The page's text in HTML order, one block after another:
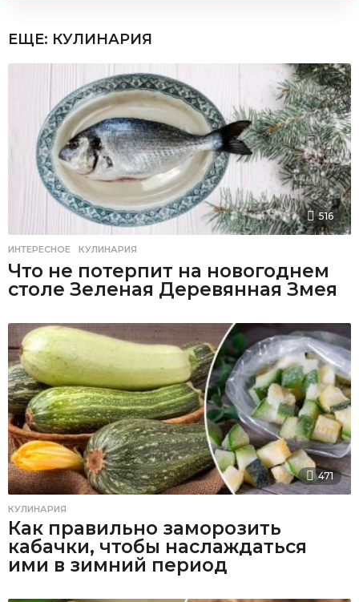
ЕЩЕ: КУЛИНАРИЯ
516
ИНТЕРЕСНОЕ ,КУЛИНАРИЯ
Что не потерпит на новогоднем
столе Зеленая Деревянная Змея
471
КУЛИНАРИЯ
Как правильно заморозить
кабачки, чтобы наслаждаться
ими в зимний период